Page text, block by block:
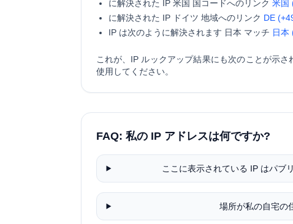
に解決された IP 米国 国コードへのリンク 米国
に解決された IP ドイツ 地域へのリンク DE
IP は次のように解決されます 日本 マッチ 日本
これが、IP ルックアップ結果にも次のことが示さ
使用してください。
FAQ: 私の IP アドレスは何ですか?
ここに表示されている IP はパブ
場所が私の自宅の